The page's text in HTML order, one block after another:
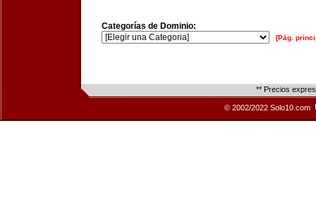
Categorías de Dominio:
[Pág.
** Precios
© 2002/2022 Solo10.com